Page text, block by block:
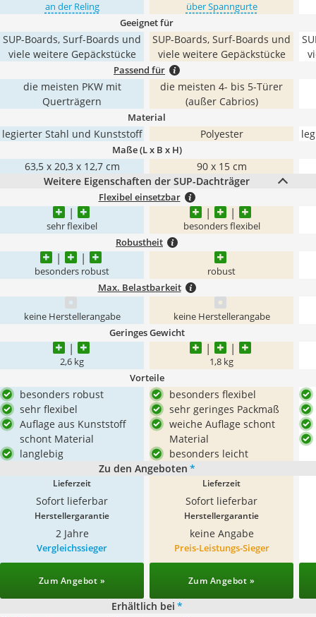
an der Reling über Spanngurte
Geeignet für
SUP-Boards, Surf-Boards und
viele weitere Gepäckstücke
SUP-Boards, Surf-Boards und
viele weitere Gepäckstücke
Passend für
die meisten PKW mit
Querträgern
die meisten 4- bis 5-Türer
(außer Cabrios)
Material
legierter Stahl und Kunststoff Polyester
Maße (L x B x H)
63,5 x 20,3 x 12,7 cm
90 x 15 cm
Weitere Eigenschaften der SUP-Dachträger
Flexibel einsetzbar
sehr flexibel besonders flexibel
Robustheit
besonders robust robust
Max. Belastbarkeit
keine Herstellerangabe keine Herstellerangabe
Geringes Gewicht
2,6 kg 1,8 kg
Vorteile
besonders robust
sehr flexibel
Auflage aus Kunststoff
schont Material
langlebig
besonders flexibel
sehr geringes Packmaß
weiche Auflage schont
Material
besonders leicht
Zu den Angeboten *
Lieferzeit
Sofort lieferbar
Lieferzeit
Sofort lieferbar
Herstellergarantie
2 Jahre
Herstellergarantie
keine Angabe
Vergleichssieger
Zum Angebot »
Preis-Leistungs-Sieger
Zum Angebot »
Erhältlich bei *